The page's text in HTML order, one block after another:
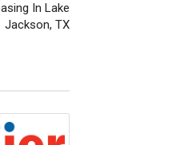
In Lake
Jackson, TX